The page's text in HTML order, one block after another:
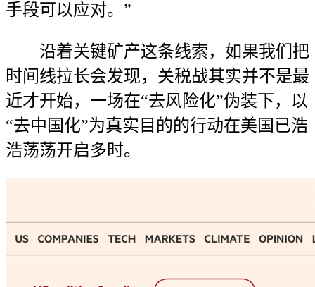
手段可以应对。”
沿着关键矿产这条线索，如果我们把
时间线拉长会发现，关税战其实并不是最
近才开始，一场在“去风险化”伪装下，以
“去中国化”为真实目的的行动在美国已浩
浩荡荡开启多时。